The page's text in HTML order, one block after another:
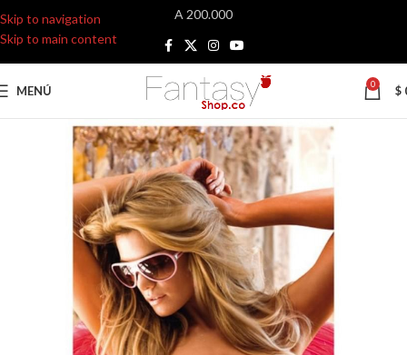
Skip to navigation
Skip to main content
MENÚ 0 $
A 200.000